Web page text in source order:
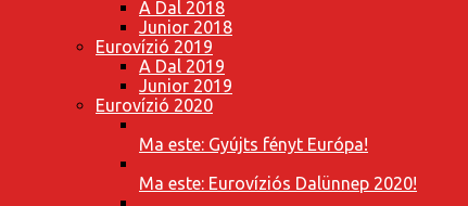
A Dal 2018
Junior 2018
Eurovízió 2019
A Dal 2019
Junior 2019
Eurovízió 2020
Ma este: Gyújts fényt Európa!
Ma este: Eurovíziós Dalünnep 2020!